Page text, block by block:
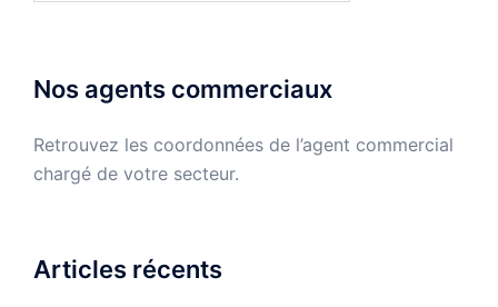
Nos agents commerciaux
Retrouvez les coordonnées de l’agent commercial
chargé de votre secteur.
Articles récents